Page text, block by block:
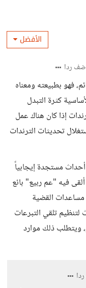
الأفضل
ردا
فهو بطبيعته ومعناه
كثرة التبدل
إذا كان هناك عمل
تحديثات الترندات
مستجدة إيجابياً
فيه "عم ربيع" بائع
مساعدات القضية
تلقي التبرعات
ويتطلب ذلك موارد